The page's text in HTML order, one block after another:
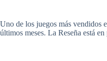
Uno de los juegos más vendidos
últimos meses. La Reseña está en